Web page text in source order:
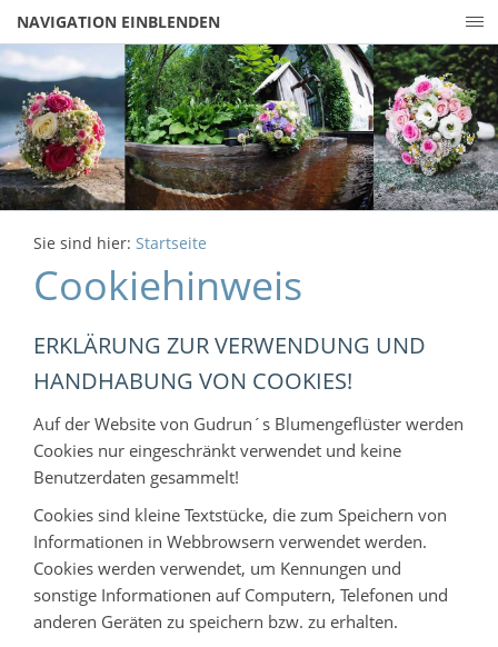
NAVIGATION EINBLENDEN
Sie sind hier: Startseite
Cookiehinweis
ERKLÄRUNG ZUR VERWENDUNG UND
HANDHABUNG VON COOKIES!
Auf der Website von Gudrun´s Blumengeflüster werden
Cookies nur eingeschränkt verwendet und keine
Benutzerdaten gesammelt!
Cookies sind kleine Textstücke, die zum Speichern von
Informationen in Webbrowsern verwendet werden.
Cookies werden verwendet, um Kennungen und
sonstige Informationen auf Computern, Telefonen und
anderen Geräten zu speichern bzw. zu erhalten.